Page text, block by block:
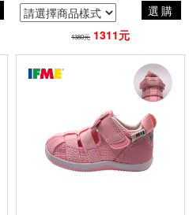
選購
1380元 1311元